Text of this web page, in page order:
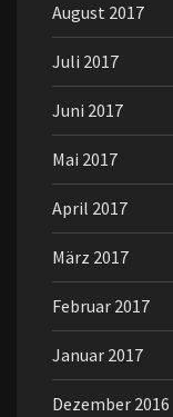
August 2017
Juli 2017
Juni 2017
Mai 2017
April 2017
März 2017
Februar 2017
Januar 2017
Dezember 2016